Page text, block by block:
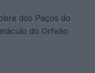
dos Paços do
do Orfeão